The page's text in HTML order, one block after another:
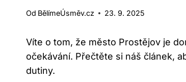
Od BělímeÚsměv.cz 23. 9. 2025
Víte o tom, že město Prostějov je
očekávání. Přečtěte si náš článek,
dutiny.